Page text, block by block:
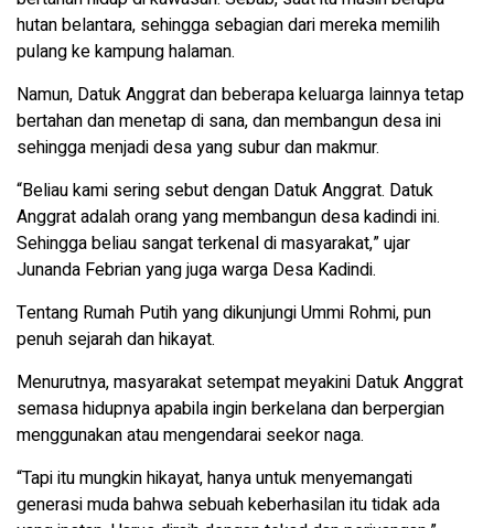
hutan belantara, sehingga sebagian dari mereka memilih
pulang ke kampung halaman.
Namun, Datuk Anggrat dan beberapa keluarga lainnya tetap
bertahan dan menetap di sana, dan membangun desa ini
sehingga menjadi desa yang subur dan makmur.
“Beliau kami sering sebut dengan Datuk Anggrat. Datuk
Anggrat adalah orang yang membangun desa kadindi ini.
Sehingga beliau sangat terkenal di masyarakat,” ujar
Junanda Febrian yang juga warga Desa Kadindi.
Tentang Rumah Putih yang dikunjungi Ummi Rohmi, pun
penuh sejarah dan hikayat.
Menurutnya, masyarakat setempat meyakini Datuk Anggrat
semasa hidupnya apabila ingin berkelana dan berpergian
menggunakan atau mengendarai seekor naga.
“Tapi itu mungkin hikayat, hanya untuk menyemangati
generasi muda bahwa sebuah keberhasilan itu tidak ada